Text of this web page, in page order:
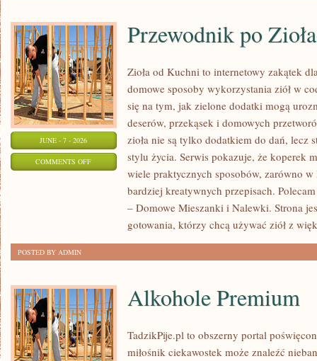
JUNE - 7 - 2026
COMMENTS OFFON
PRZEWODNIK
Przewodnik po
Zioła od Kuchni to internetowy zakątek
domowe sposoby wykorzystania ziół w
się na tym, jak zielone dodatki mogą
deserów, przekąsek i domowych
zioła nie są tylko dodatkiem do dań, lecz
stylu życia. Serwis pokazuje, że koperek
wiele praktycznych sposobów, zarówno
bardziej kreatywnych przepisach.
– Domowe Mieszanki i Nalewki. Strona
gotowania, którzy chcą używać ziół z
POSTED BY ADMIN
Alkohole Premium
TadzikPije.pl to obszerny portal
miłośnik ciekawostek może znaleźć